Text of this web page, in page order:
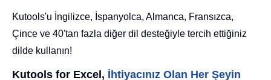
Kutools'u İngilizce, İspanyolca, Almanca, Fransızca,
Çince ve 40'tan fazla diğer dil desteğiyle tercih ettiğiniz
dilde kullanın!
Kutools for Excel, İhtiyacınız Olan Her Şeyin